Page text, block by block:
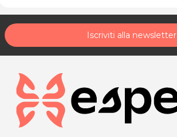
Iscriviti alla newsletter